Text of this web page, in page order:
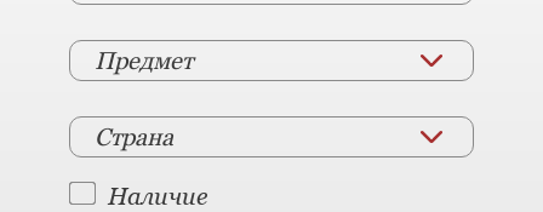
Предмет
Страна
Наличие